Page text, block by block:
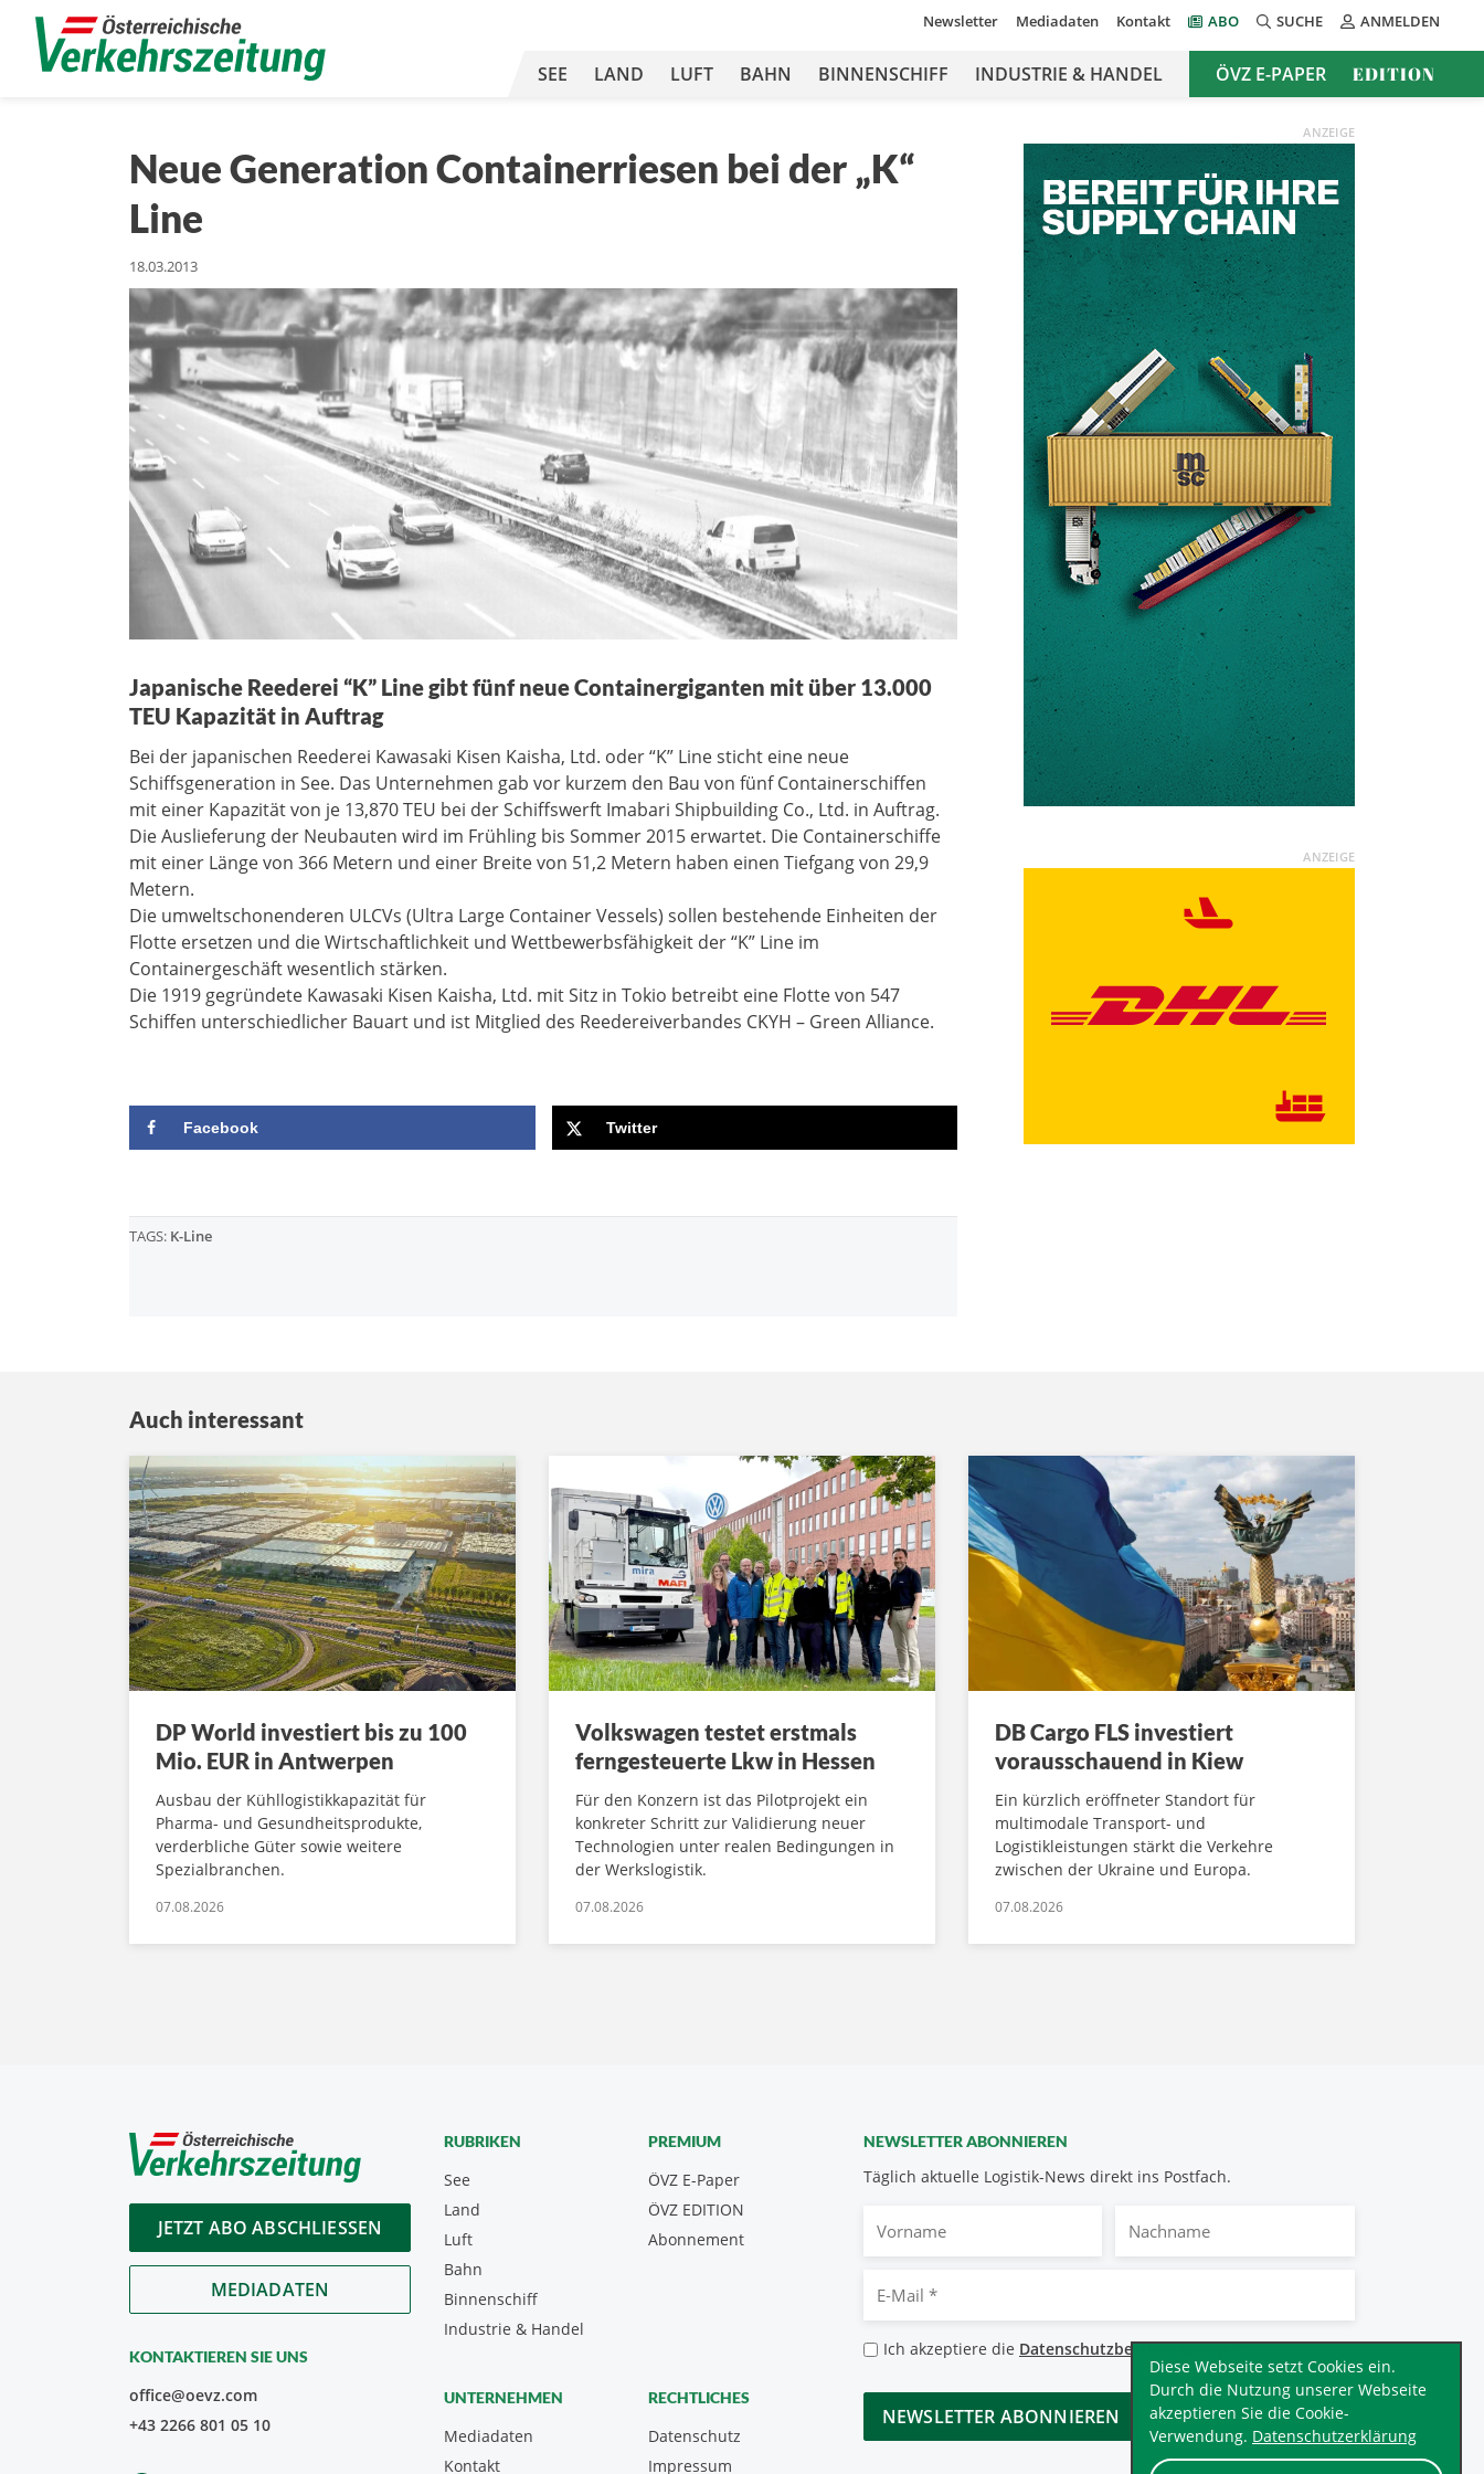
Diese Webseite setzt Cookies ein.
Durch die Nutzung unserer Webseite
akzeptieren Sie die Cookie-
Verwendung. Datenschutzerklärung
Newsletter Mediadaten Kontakt ABO SUCHE ANMELDEN
SEE LAND LUFT BAHN BINNENSCHIFF INDUSTRIE & HANDEL ÖVZ E-PAPER EDITION
Neue Generation Containerriesen bei der „K“
Line
18.03.2013
Japanische Reederei “K” Line gibt fünf neue Containergiganten mit über 13.000
TEU Kapazität in Auftrag
Bei der japanischen Reederei Kawasaki Kisen Kaisha, Ltd. oder “K” Line sticht eine neue
Schiffsgeneration in See. Das Unternehmen gab vor kurzem den Bau von fünf Containerschiffen
mit einer Kapazität von je 13,870 TEU bei der Schiffswerft Imabari Shipbuilding Co., Ltd. in Auftrag.
Die Auslieferung der Neubauten wird im Frühling bis Sommer 2015 erwartet. Die Containerschiffe
mit einer Länge von 366 Metern und einer Breite von 51,2 Metern haben einen Tiefgang von 29,9
Metern.
Die umweltschonenderen ULCVs (Ultra Large Container Vessels) sollen bestehende Einheiten der
Flotte ersetzen und die Wirtschaftlichkeit und Wettbewerbsfähigkeit der “K” Line im
Containergeschäft wesentlich stärken.
Die 1919 gegründete Kawasaki Kisen Kaisha, Ltd. mit Sitz in Tokio betreibt eine Flotte von 547
Schiffen unterschiedlicher Bauart und ist Mitglied des Reedereiverbandes CKYH – Green Alliance.
Facebook Twitter
TAGS: K-Line
ANZEIGE
ANZEIGE
Auch interessant
DP World investiert bis zu 100
Mio. EUR in Antwerpen
Ausbau der Kühllogistikkapazität für
Pharma- und Gesundheitsprodukte,
verderbliche Güter sowie weitere
Spezialbranchen.
07.08.2026
Volkswagen testet erstmals
ferngesteuerte Lkw in Hessen
Für den Konzern ist das Pilotprojekt ein
konkreter Schritt zur Validierung neuer
Technologien unter realen Bedingungen in
der Werkslogistik.
07.08.2026
DB Cargo FLS investiert
vorausschauend in Kiew
Ein kürzlich eröffneter Standort für
multimodale Transport- und
Logistikleistungen stärkt die Verkehre
zwischen der Ukraine und Europa.
07.08.2026
JETZT ABO ABSCHLIESSEN
MEDIADATEN
KONTAKTIEREN SIE UNS
office@oevz.com
+43 2266 801 05 10
NEWSLETTER ABONNIEREN
Täglich aktuelle Logistik-News direkt ins Postfach.
Mail
Datenschutzbestimmungen
Ich akzeptiere die Datenschutzbestimmungen.*
CAPTCHA
RUBRIKEN
See
Land
Luft
Bahn
Binnenschiff
Industrie & Handel
PREMIUM
ÖVZ E-Paper
Abonnement
ÖVZ EDITION
UNTERNEHMEN
Mediadaten
Kontakt
RECHTLICHES
Datenschutz
Impressum